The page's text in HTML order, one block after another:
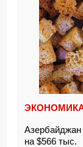
Азербайджан
на $566 тыс.